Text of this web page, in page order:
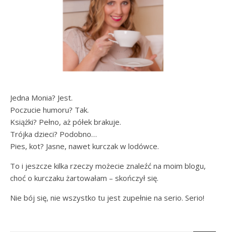
Jedna Monia? Jest.
Poczucie humoru? Tak.
Książki? Pełno, aż półek brakuje.
Trójka dzieci? Podobno…
Pies, kot? Jasne, nawet kurczak w lodówce.
To i jeszcze kilka rzeczy możecie znaleźć na moim blogu,
choć o kurczaku żartowałam – skończył się.
Nie bój się, nie wszystko tu jest zupełnie na serio. Serio!